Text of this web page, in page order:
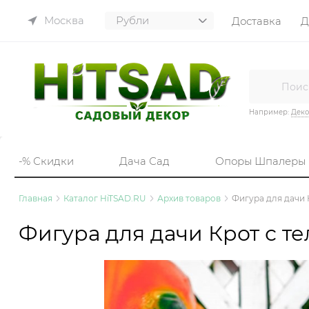
Москва Доставка
Например:
-% Скидки Дача Сад Опоры Шпалеры
Главная Каталог HiTSAD.RU Архив товаров Фигура для дачи
Фигура для дачи Крот с